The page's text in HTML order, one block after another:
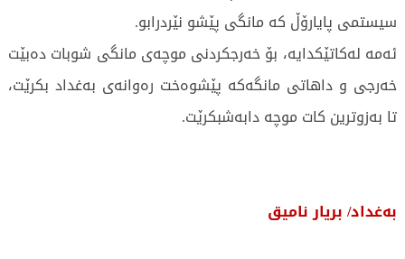
سیستمی پایارۆڵ کە مانگی پێشو نێردرابو.
ئەمە لەکاتێکدایە، بۆ خەرجکردنی موچەی مانگی شوبات دەبێت
خەرجی و داهاتی مانگەکە پێشوەخت رەوانەی بەغداد بکرێت،
تا بەزوترین کات موچە دابەشبکرێت.
بەغداد/ بریار نامیق